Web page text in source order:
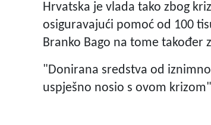
Hrvatska je vlada tako zbog
osiguravajući pomoć od 100
Branko Bago na tome također
"Donirana sredstva od
uspješno nosio s ovom